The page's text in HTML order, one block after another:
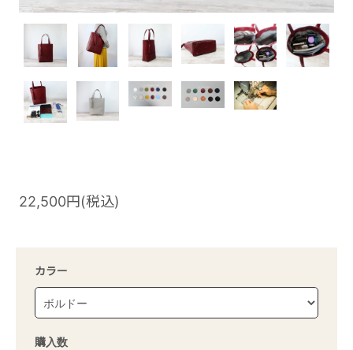
22,500円(税込)
カラー
購入数